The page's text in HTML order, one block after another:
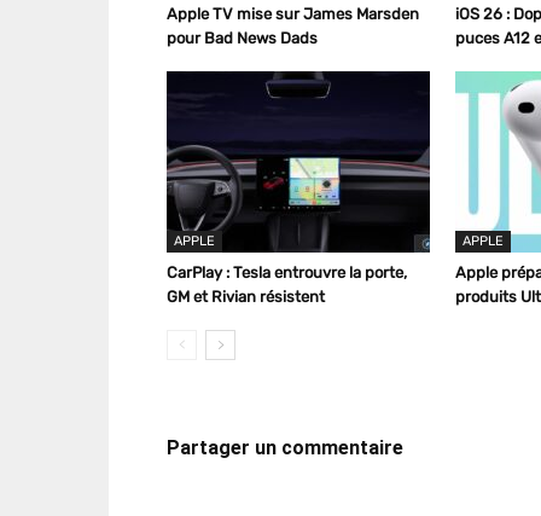
Apple TV mise sur James Marsden
pour Bad News Dads
iOS 26 :
puces A12
APPLE
CarPlay : Tesla entrouvre la porte,
GM et Rivian résistent
APPLE
Apple
produits
Partager un commentaire